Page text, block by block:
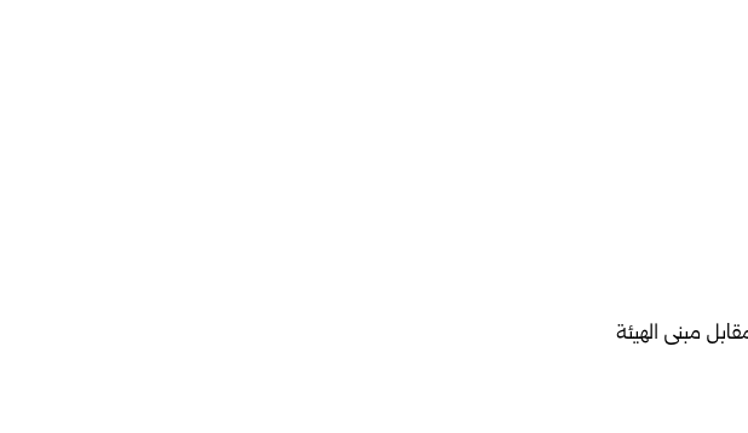
مبنى الهيئة